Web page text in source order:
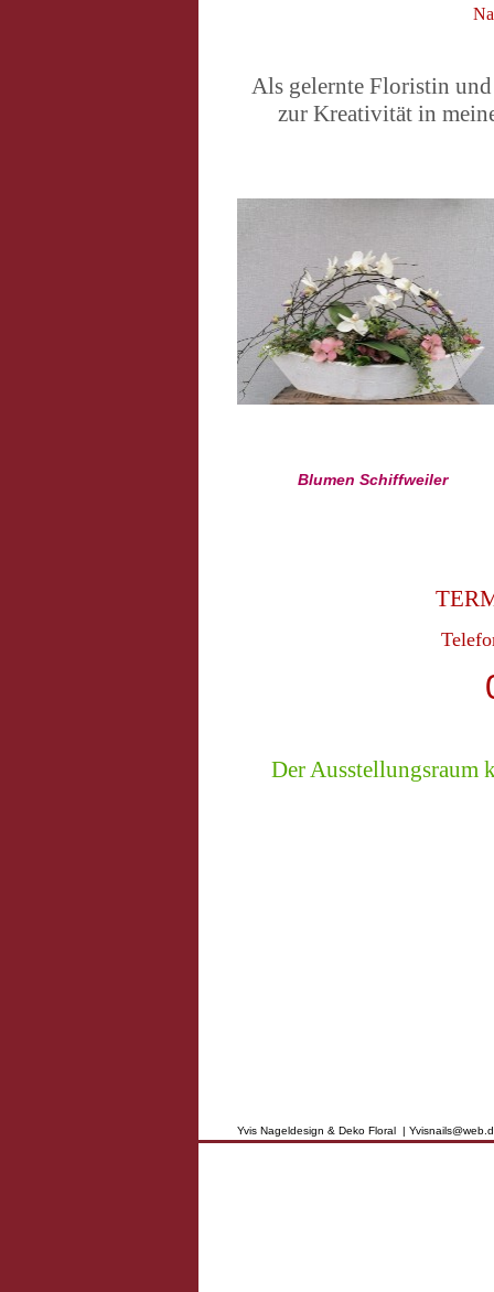
Als gelernte Floristin
zur Kreativität in
Blumen Schiffweiler
Der Ausstellungsraum
Yvis Nageldesign & Deko Floral |